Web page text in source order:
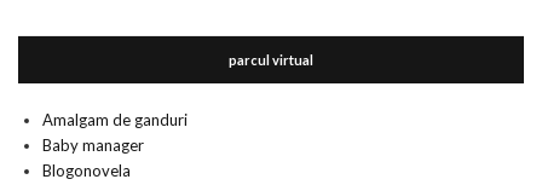
parcul virtual
Amalgam de ganduri
Baby manager
Blogonovela